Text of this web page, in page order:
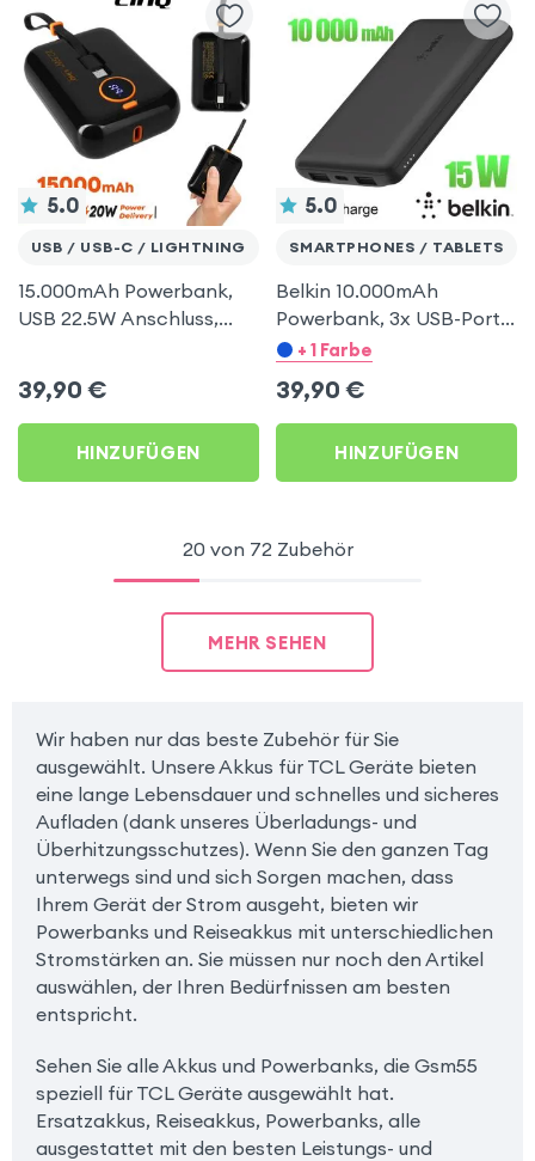
5.0
USB / USB-C / LIGHTNING
15.000mAh Powerbank,
USB 22.5W Anschluss,
und Lightning Kabeln -
LED-Anzeige, LinQ –
Schwarz
39,90 €
HINZUFÜGEN
5.0
SMARTPHONES / TABLETS
Belkin 10.000mAh
Powerbank, 3x USB-Ports
und 15W USB-C
BOOST↑CHARGE -
Schwarz
+ 1 Farbe
39,90 €
HINZUFÜGEN
20 von 72 Zubehör
MEHR SEHEN
Wir haben nur das beste Zubehör für Sie
ausgewählt. Unsere Akkus für TCL Geräte bieten
eine lange Lebensdauer und schnelles und sicheres
Aufladen (dank unseres Überladungs- und
Überhitzungsschutzes). Wenn Sie den ganzen Tag
unterwegs sind und sich Sorgen machen, dass
Ihrem Gerät der Strom ausgeht, bieten wir
Powerbanks und Reiseakkus mit unterschiedlichen
Stromstärken an. Sie müssen nur noch den Artikel
auswählen, der Ihren Bedürfnissen am besten
entspricht.
Sehen Sie alle Akkus und Powerbanks, die Gsm55
speziell für TCL Geräte ausgewählt hat.
Ersatzakkus, Reiseakkus, Powerbanks, alle
ausgestattet mit den besten Leistungs- und